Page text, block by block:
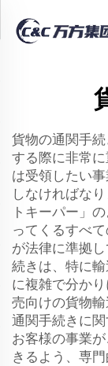
貨物の通関手
する際に非常
は受領したい
しなければな
トキーパー」
ってくるすべ
が法律に準拠
続きは、特に
に複雑で分か
売向けの貨物
通関手続きに関
お客様の事業
きるよう、専